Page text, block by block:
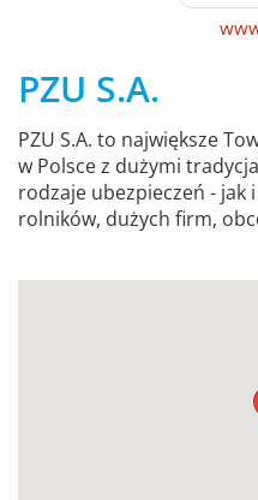
PZU S.A.
PZU S.A. to największe
w Polsce z dużymi
rodzaje ubezpieczeń - jak
rolników, dużych firm,